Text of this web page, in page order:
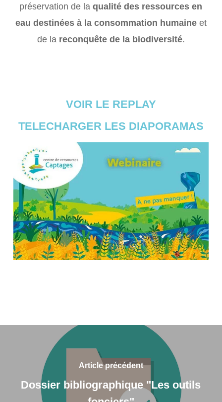
préservation de laqualité des ressources en
eau destinées à la consommation humaineet
de la reconquête de la biodiversité.
VOIR LE REPLAY
TELECHARGER LES DIAPORAMAS
Article précédent
Dossier bibliographique "Les outils